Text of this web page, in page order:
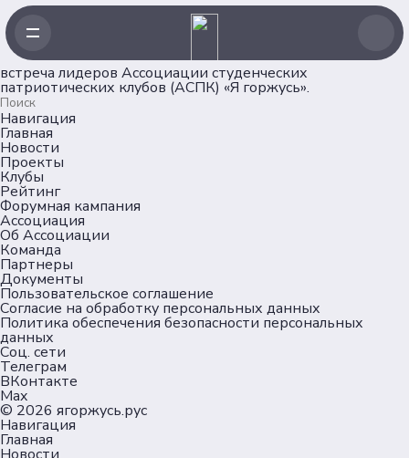
встреча лидеров Ассоциации студенческих
патриотических клубов (АСПК) «Я горжусь».
Навигация
Главная
Новости
Проекты
Клубы
Рейтинг
Форумная кампания
Ассоциация
Об Ассоциации
Команда
Партнеры
Документы
Пользовательское соглашение
Согласие на обработку персональных данных
Политика обеспечения безопасности персональных
данных
Соц. сети
Телеграм
ВКонтакте
Max
© 2026 ягоржусь.рус
Навигация
Главная